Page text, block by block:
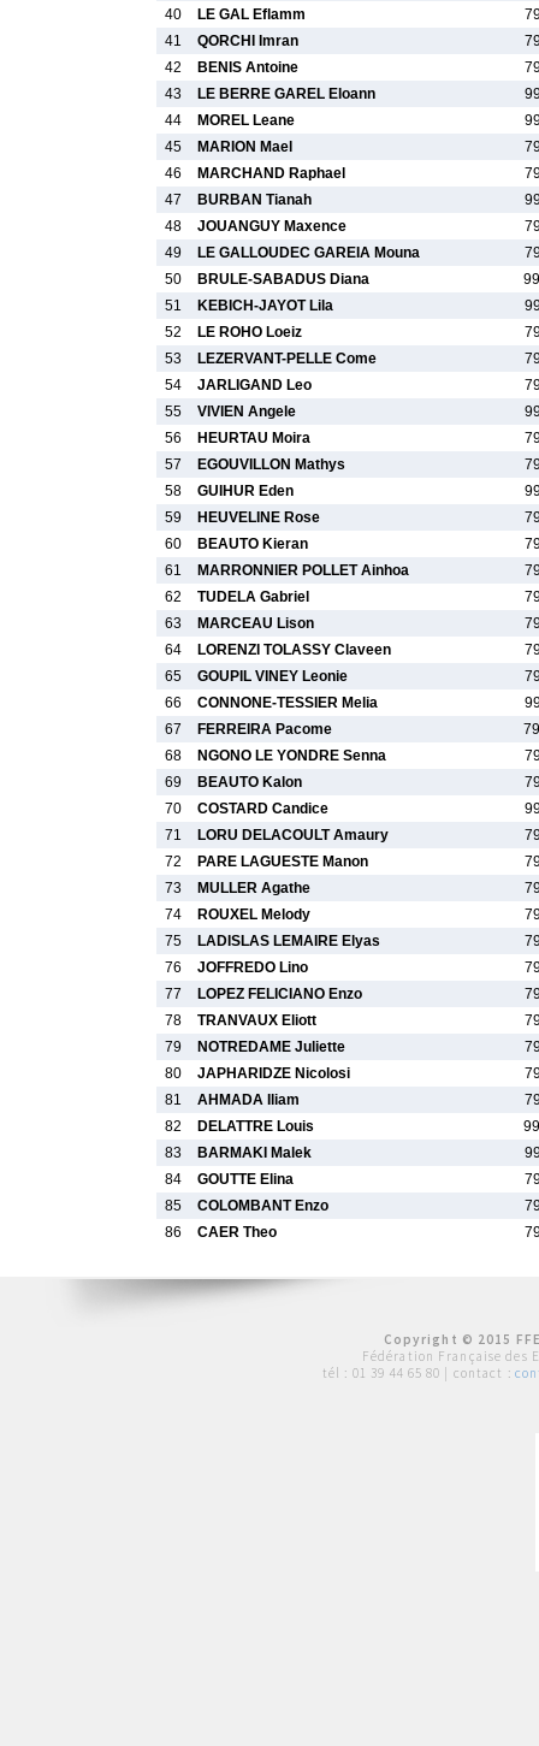
40
LE GAL Eflamm
41
QORCHI Imran
42
BENIS Antoine
43
LE BERRE GAREL Eloann
44
MOREL Leane
45
MARION Mael
46
MARCHAND Raphael
47
BURBAN Tianah
48
JOUANGUY Maxence
49
LE GALLOUDEC GAREIA Mouna
50
BRULE-SABADUS Diana
51
KEBICH-JAYOT Lila
52
LE ROHO Loeiz
53
LEZERVANT-PELLE Come
54
JARLIGAND Leo
55
VIVIEN Angele
56
HEURTAU Moira
57
EGOUVILLON Mathys
58
GUIHUR Eden
59
HEUVELINE Rose
60
BEAUTO Kieran
61
MARRONNIER POLLET Ainhoa
62
TUDELA Gabriel
63
MARCEAU Lison
64
LORENZI TOLASSY Claveen
65
GOUPIL VINEY Leonie
66
CONNONE-TESSIER Melia
67
FERREIRA Pacome
68
NGONO LE YONDRE Senna
69
BEAUTO Kalon
70
COSTARD Candice
71
LORU DELACOULT Amaury
72
PARE LAGUESTE Manon
73
MULLER Agathe
74
ROUXEL Melody
75
LADISLAS LEMAIRE Elyas
76
JOFFREDO Lino
77
LOPEZ FELICIANO Enzo
78
TRANVAUX Eliott
79
NOTREDAME Juliette
80
JAPHARIDZE Nicolosi
81
AHMADA Iliam
82
DELATTRE Louis
83
BARMAKI Malek
84
GOUTTE Elina
85
COLOMBANT Enzo
86
CAER Theo
Copyright © 2015
Fédération Française des
tél : 01 39 44 65 80 | contact :